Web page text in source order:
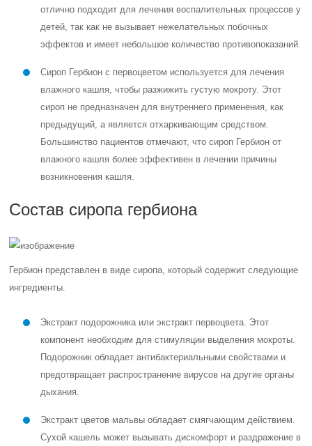
отлично подходит для лечения воспалительных процессов у
детей, так как не вызывает нежелательных побочных
эффектов и имеет небольшое количество противопоказаний.
Сироп Гербион с первоцветом используется для лечения
влажного кашля, чтобы разжижить густую мокроту. Этот
сироп не предназначен для внутреннего применения, как
предыдущий, а является отхаркивающим средством.
Большинство пациентов отмечают, что сироп Гербион от
влажного кашля более эффективен в лечении причины
возникновения кашля.
Состав сиропа гербиона
Гербион представлен в виде сиропа, который содержит следующие
ингредиенты.
Экстракт подорожника или экстракт первоцвета. Этот
компонент необходим для стимуляции выделения мокроты.
Подорожник обладает антибактериальными свойствами и
предотвращает распространение вирусов на другие органы
дыхания.
Экстракт цветов мальвы обладает смягчающим действием.
Сухой кашель может вызывать дискомфорт и раздражение в